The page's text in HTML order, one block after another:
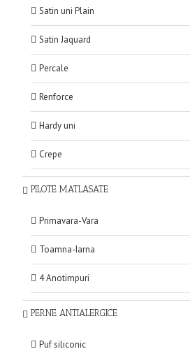
Satin uni Plain
Satin Jaquard
Percale
Renforce
Hardy uni
Crepe
PILOTE MATLASATE
Primavara-Vara
Toamna-Iarna
4 Anotimpuri
PERNE ANTIALERGICE
Puf siliconic